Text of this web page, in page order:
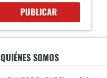
QUIÉNES SOMOS